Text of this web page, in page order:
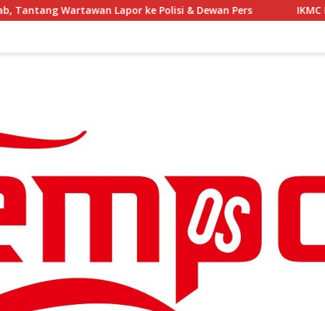
Polisi & Dewan Pers IKMC Menyerahkan donasi untuk